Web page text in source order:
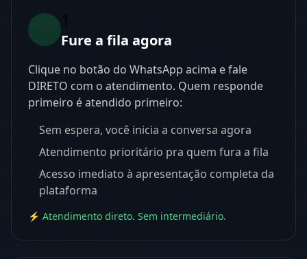
1
Fure a fila agora
Clique no botão do WhatsApp acima e fale
DIRETO com o atendimento. Quem responde
primeiro é atendido primeiro:
Sem espera, você inicia a conversa agora
Atendimento prioritário pra quem fura a fila
Acesso imediato à apresentação completa da
plataforma
⚡ Atendimento direto. Sem intermediário.